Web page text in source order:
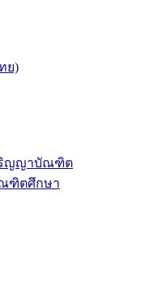
ย)
ริญญาบัณฑิต
ฑิตศึกษา